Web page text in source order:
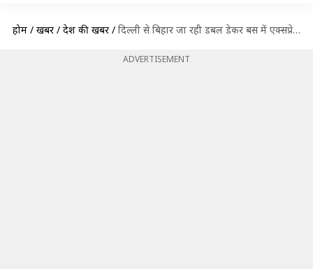
होम / खबरें / देश की खबरें / दिल्ली से बिहार जा रही डबल डेकर बस में एक्सप्रेस-वे पर लगी आग, सभी यात्री सुरक्षित
ADVERTISEMENT